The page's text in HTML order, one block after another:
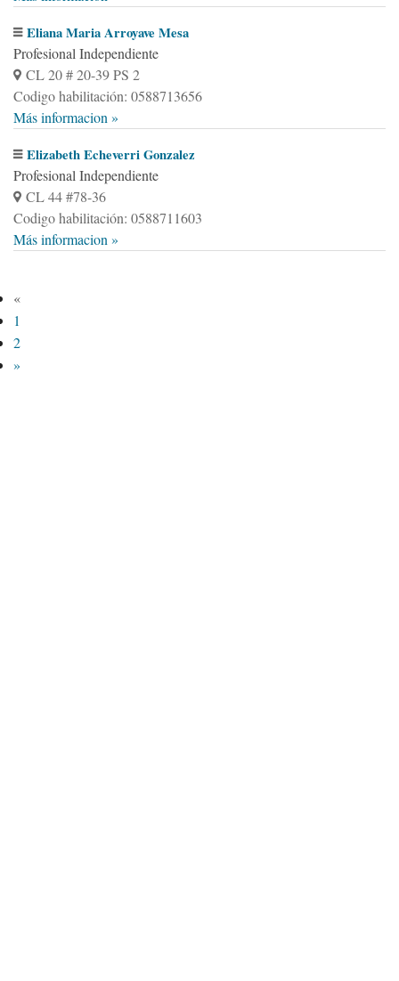
Eliana Maria Arroyave Mesa
Profesional Independiente
CL 20 # 20-39 PS 2
Codigo habilitación: 0588713656
Más informacion »
Elizabeth Echeverri Gonzalez
Profesional Independiente
CL 44 #78-36
Codigo habilitación: 0588711603
Más informacion »
«
1
2
»